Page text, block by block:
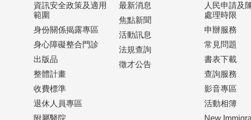
資訊安全政策及適用
範圍
身份關係揭露專區
身心障礙整合門診
出版品
整體計畫
收費標準
退休人員專區
附屬醫院
最新消息
焦點新聞
活動訊息
法規查詢
徵才公告
人民申請及
處理時限
申辦服務
常見問題
書表下載
查詢服務
影音專區
活動相簿
New